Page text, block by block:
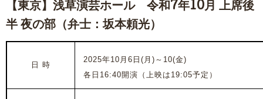
【東京】浅草演芸ホール 令和7年10月 上席後
半 夜の部（弁士：坂本頼光）
日 時
2025年10月6日(月)～10(金)
各日16:40開演（上映は19:05予定）